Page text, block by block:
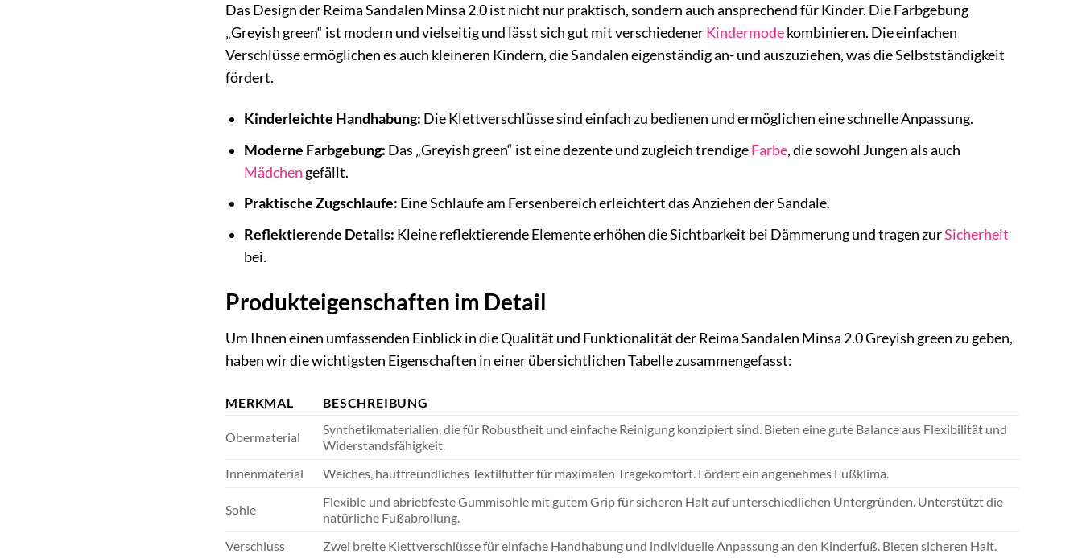
Das Design der Reima Sandalen Minsa 2.0 ist nicht nur praktisch, sondern auch ansprechend für Kinder. Die Farbgebung
„Greyish green“ ist modern und vielseitig und lässt sich gut mit verschiedenerKindermodekombinieren. Die einfachen
Verschlüsse ermöglichen es auch kleineren Kindern, die Sandalen eigenständig an- und auszuziehen, was die Selbstständigkeit
fördert.
Kinderleichte Handhabung: Die Klettverschlüsse sind einfach zu bedienen und ermöglichen eine schnelle Anpassung.
Moderne Farbgebung: Das „Greyish green“ ist eine dezente und zugleich trendigeFarbe, die sowohl Jungen als auch
Mädchen gefällt.
Praktische Zugschlaufe: Eine Schlaufe am Fersenbereich erleichtert das Anziehen der Sandale.
Reflektierende Details: Kleine reflektierende Elemente erhöhen die Sichtbarkeit bei Dämmerung und tragen zurSicherheit
bei.
Produkteigenschaften im Detail
Um Ihnen einen umfassenden Einblick in die Qualität und Funktionalität der Reima Sandalen Minsa 2.0 Greyish green zu geben,
haben wir die wichtigsten Eigenschaften in einer übersichtlichen Tabelle zusammengefasst:
MERKMAL BESCHREIBUNG
Obermaterial
Synthetikmaterialien, die für Robustheit und einfache Reinigung konzipiert sind. Bieten eine gute Balance aus Flexibilität und
Widerstandsfähigkeit.
Innenmaterial
Weiches, hautfreundliches Textilfutter für maximalen Tragekomfort. Fördert ein angenehmes Fußklima.
Sohle
Flexible und abriebfeste Gummisohle mit gutem Grip für sicheren Halt auf unterschiedlichen Untergründen. Unterstützt die
natürliche Fußabrollung.
Verschluss
Zwei breite Klettverschlüsse für einfache Handhabung und individuelle Anpassung an den Kinderfuß. Bieten sicheren Halt.